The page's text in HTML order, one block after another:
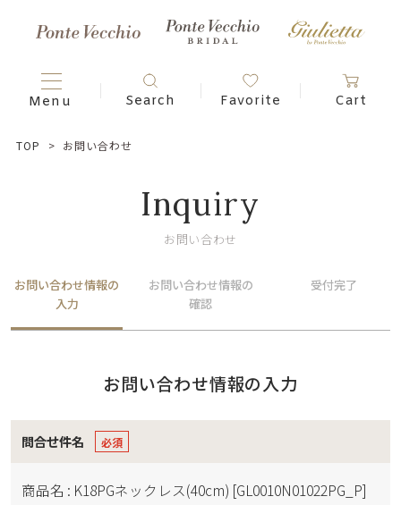
TOP お問い合わせ
Inquiry
お問い合わせ
お問い合わせ情報の
入力
お問い合わせ情報の
確認
受付完了
お問い合わせ情報の入力
問合せ件名
商品名 : K18PGネックレス(40cm) [GL0010N01022PG_P]